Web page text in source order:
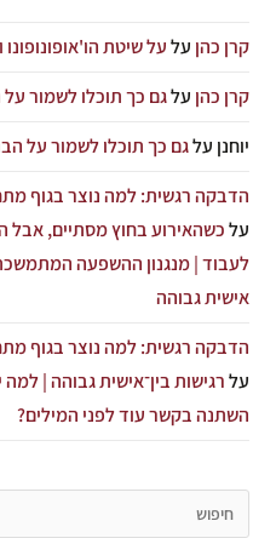
קרן כהן עלעל שיטת
קרן כהן עלגם כך תוכלו לשמור על
יוחנן עלגם כך תוכלו לשמור על
הדבקה רגשית: למה נוצר בגוף
עלכשהאירוע בחוץ מסתיים,
לעבוד | מנגנון ההשפעה
אישית גבוהה
הדבקה רגשית: למה נוצר בגוף
עלרגישות בין־אישית גבוהה |
השתנה בקשר עוד לפני המילים?